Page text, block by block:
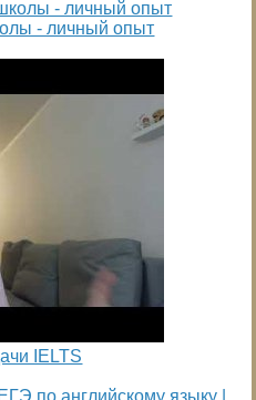
- личный опыт
IELTS